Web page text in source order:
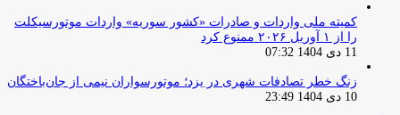
کمیته ملی واردات و صادرات «کشور سوریه» واردات موتورسیکلت
را از ۱ آوریل ۲۰۲۶ ممنوع کرد
11 دی 1404 07:32
زنگ خطر تصادفات شهری در یزد؛ موتورسواران نیمی از جان‌باختگان
10 دی 1404 23:49